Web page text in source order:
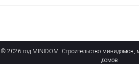
© 2026 год MINIDOM. Строительство минидомов,
домов